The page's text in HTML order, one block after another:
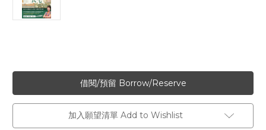
加入願望清單 Add to Wishlist